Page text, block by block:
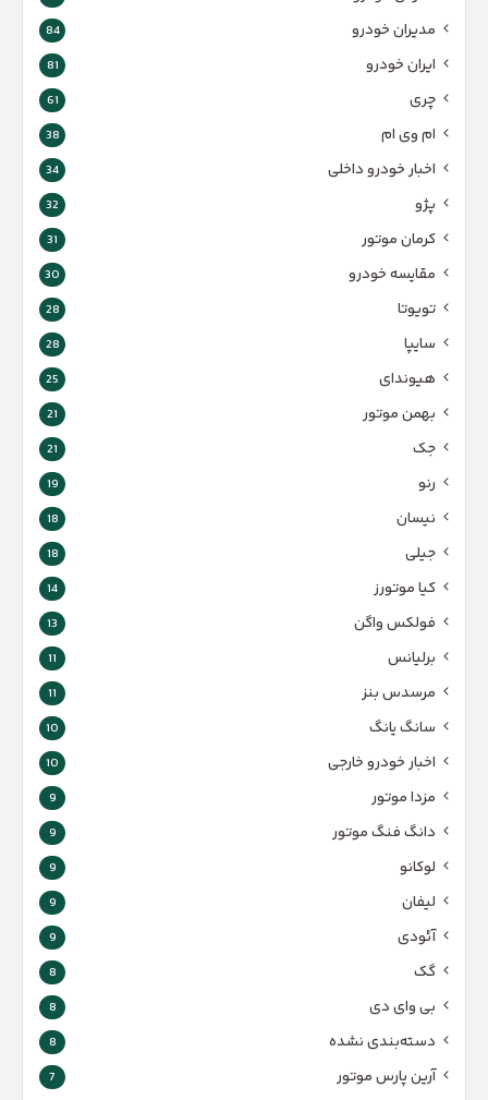
مدیران خودرو 84
ایران خودرو 81
چری 61
ام وی ام 38
اخبار خودرو داخلی 34
پژو 32
کرمان موتور 31
مقایسه خودرو 30
تویوتا 28
سایپا 28
هیوندای 25
بهمن موتور 21
جک 21
رنو 19
نیسان 18
جیلی 18
کیا موتورز 14
فولکس واگن 13
برلیانس 11
مرسدس بنز 11
سانگ یانگ 10
اخبار خودرو خارجی 10
مزدا موتور 9
دانگ فنگ موتور 9
لوکانو 9
لیفان 9
آئودی 9
گک 8
بی وای دی 8
دسته‌بندی نشده 8
آرین پارس موتور 7